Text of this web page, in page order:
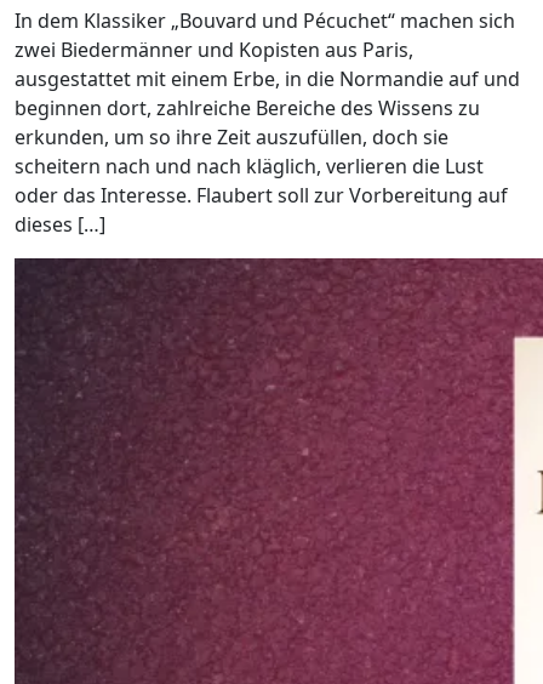
In dem Klassiker „Bouvard und Pécuchet“ machen sich
zwei Biedermänner und Kopisten aus Paris,
ausgestattet mit einem Erbe, in die Normandie auf und
beginnen dort, zahlreiche Bereiche des Wissens zu
erkunden, um so ihre Zeit auszufüllen, doch sie
scheitern nach und nach kläglich, verlieren die Lust
oder das Interesse. Flaubert soll zur Vorbereitung auf
dieses […]